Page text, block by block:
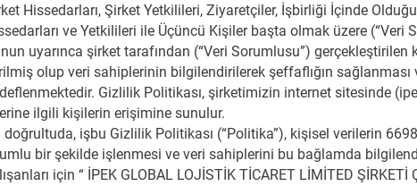
Hissedarları, Şirket Yetkilileri, Ziyaretçiler, İşbirliği İçinde
ve Yetkilileri ile Üçüncü Kişiler başta olmak üzere (“Veri
uyarınca şirket tarafından (“Veri Sorumlusu”)
olup veri sahiplerinin bilgilendirilerek şeffaflığın sağlanması
Gizlilik Politikası, şirketimizin internet sitesinde
ilgili kişilerin erişimine sunulur.
doğrultuda, işbu Gizlilik Politikası (“Politika”), kişisel verilerin
bir şekilde işlenmesi ve veri sahiplerini bu bağlamda
için “ İPEK GLOBAL LOJİSTİK TİCARET LİMİTED